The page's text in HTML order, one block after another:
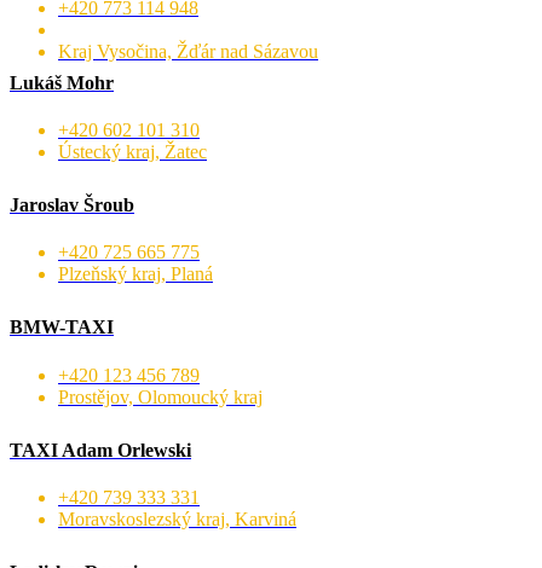
+420 773 114 948
Kraj Vysočina, Žďár nad Sázavou
Lukáš Mohr
+420 602 101 310
Ústecký kraj, Žatec
Jaroslav Šroub
+420 725 665 775
Plzeňský kraj, Planá
BMW-TAXI
+420 123 456 789
Prostějov, Olomoucký kraj
TAXI Adam Orlewski
+420 739 333 331
Moravskoslezský kraj, Karviná